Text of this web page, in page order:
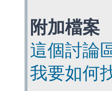
附加檔案
這個討論
我要如何